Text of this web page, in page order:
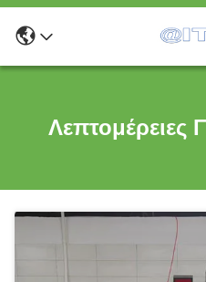
Λεπτομέρειες